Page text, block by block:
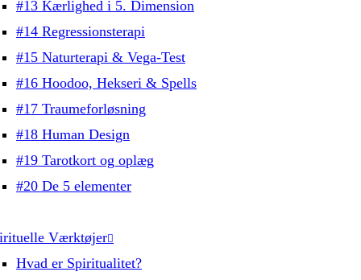
#13 Kærlighed i 5. Dimension
#14 Regressionsterapi
#15 Naturterapi & Vega-Test
#16 Hoodoo, Hekseri & Spells
#17 Traumeforløsning
#18 Human Design
#19 Tarotkort og oplæg
#20 De 5 elementer
Værktøjer
Hvad er Spiritualitet?